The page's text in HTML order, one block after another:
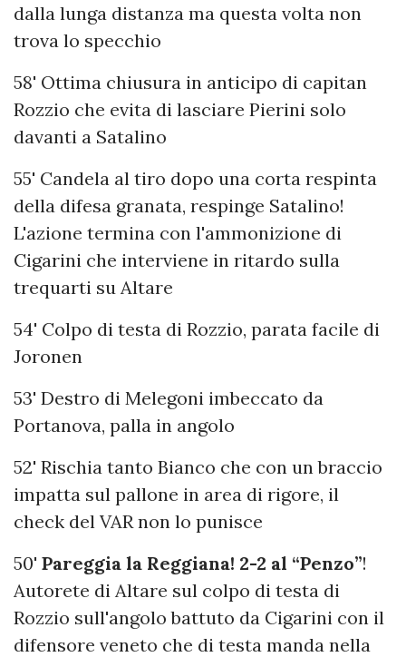
dalla lunga distanza ma questa volta non
trova lo specchio
58' Ottima chiusura in anticipo di capitan
Rozzio che evita di lasciare Pierini solo
davanti a Satalino
55' Candela al tiro dopo una corta respinta
della difesa granata, respinge Satalino!
L'azione termina con l'ammonizione di
Cigarini che interviene in ritardo sulla
trequarti su Altare
54' Colpo di testa di Rozzio, parata facile di
Joronen
53' Destro di Melegoni imbeccato da
Portanova, palla in angolo
52' Rischia tanto Bianco che con un braccio
impatta sul pallone in area di rigore, il
check del VAR non lo punisce
50' Pareggia la Reggiana! 2-2 al “Penzo”!
Autorete di Altare sul colpo di testa di
Rozzio sull'angolo battuto da Cigarini con il
difensore veneto che di testa manda nella